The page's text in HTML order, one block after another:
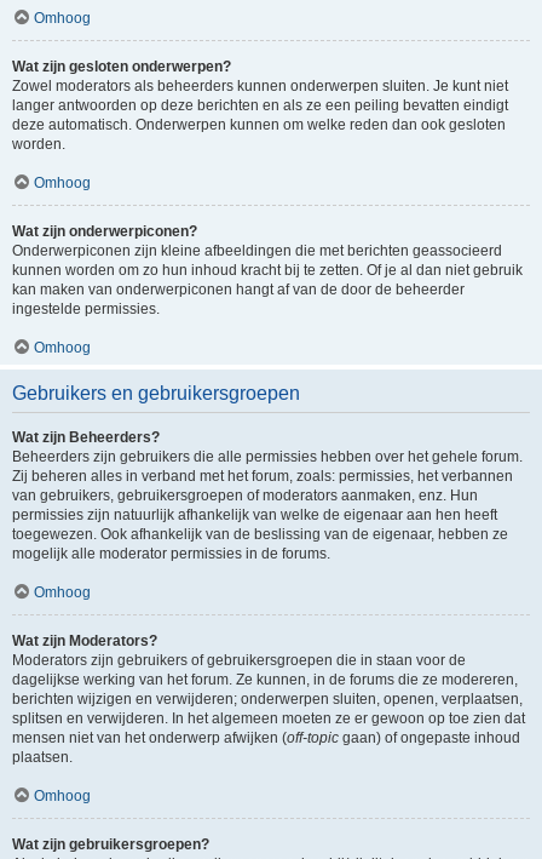
Omhoog
Wat zijn gesloten onderwerpen?
Zowel moderators als beheerders kunnen onderwerpen sluiten. Je kunt niet
langer antwoorden op deze berichten en als ze een peiling bevatten eindigt
deze automatisch. Onderwerpen kunnen om welke reden dan ook gesloten
worden.
Omhoog
Wat zijn onderwerpiconen?
Onderwerpiconen zijn kleine afbeeldingen die met berichten geassocieerd
kunnen worden om zo hun inhoud kracht bij te zetten. Of je al dan niet gebruik
kan maken van onderwerpiconen hangt af van de door de beheerder
ingestelde permissies.
Omhoog
Gebruikers en gebruikersgroepen
Wat zijn Beheerders?
Beheerders zijn gebruikers die alle permissies hebben over het gehele forum.
Zij beheren alles in verband met het forum, zoals: permissies, het verbannen
van gebruikers, gebruikersgroepen of moderators aanmaken, enz. Hun
permissies zijn natuurlijk afhankelijk van welke de eigenaar aan hen heeft
toegewezen. Ook afhankelijk van de beslissing van de eigenaar, hebben ze
mogelijk alle moderator permissies in de forums.
Omhoog
Wat zijn Moderators?
Moderators zijn gebruikers of gebruikersgroepen die in staan voor de
dagelijkse werking van het forum. Ze kunnen, in de forums die ze modereren,
berichten wijzigen en verwijderen; onderwerpen sluiten, openen, verplaatsen,
splitsen en verwijderen. In het algemeen moeten ze er gewoon op toe zien dat
mensen niet van het onderwerp afwijken (off-topic gaan) of ongepaste inhoud
plaatsen.
Omhoog
Wat zijn gebruikersgroepen?